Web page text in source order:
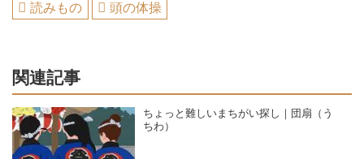
読みもの 頭の体操
関連記事
ちょっと難しいまちがい探し｜団扇（う
ちわ）